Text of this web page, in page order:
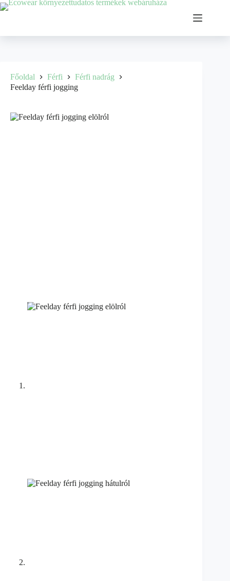
Főoldal Férfi
Férfi nadrág
Feelday férfi jogging